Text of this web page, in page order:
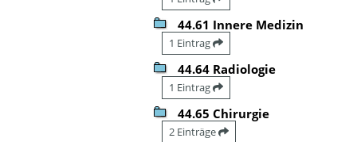
44.61 Innere Medizin
1 Eintrag
44.64 Radiologie
1 Eintrag
44.65 Chirurgie
2 Einträge